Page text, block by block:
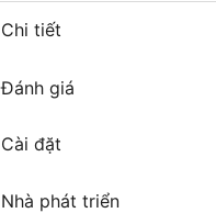
Chi tiết
Đánh giá
Cài đặt
Nhà phát triển